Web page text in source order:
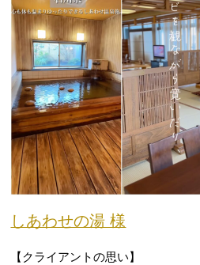
しあわせの湯 様
【クライアントの思い】